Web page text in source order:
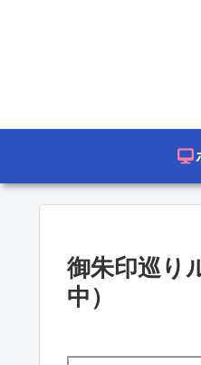
御朱印巡り
中）